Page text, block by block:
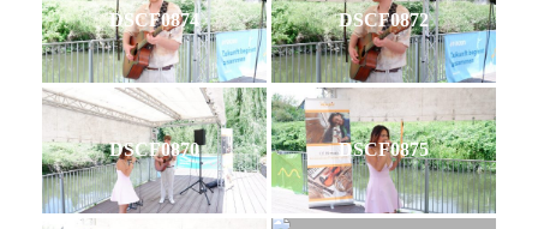
DSCF0874 DSCF0872
DSCF0870 DSCF0875